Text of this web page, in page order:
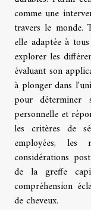
comme une
travers le monde.
elle adaptée à
explorer les
évaluant son
à plonger dans
pour
personnelle et
les critères de
employées, les
considérations
de la greffe
compréhension
de cheveux.